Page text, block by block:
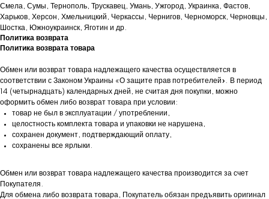
Смела, Сумы, Тернополь, Трускавец, Умань, Ужгород, Украинка, Фастов,
Харьков, Херсон, Хмельницкий, Черкассы, Чернигов, Черноморск, Черновцы,
Шостка, Южноукраинск, Яготин и др.
Политика возврата
Политика возврата товара
Обмен или возврат товара надлежащего качества осуществляется в
соответствии с Законом Украины «О защите прав потребителей». В период
14 (четырнадцать) календарных дней, не считая дня покупки, можно
оформить обмен либо возврат товара при условии:
товар не был в эксплуатации / употреблении,
целостность комплекта товара и упаковки не нарушена,
сохранен документ, подтверждающий оплату,
сохранены все ярлыки.
Обмен или возврат товара надлежащего качества производится за счет
Покупателя.
Для обмена либо возврата товара, Покупатель обязан предъявить оригинал